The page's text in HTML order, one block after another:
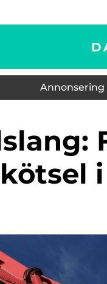
Annonsering